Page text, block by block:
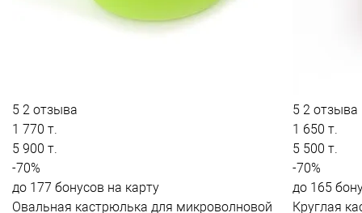
5 2 отзыва
1 770 т.
5 900 т.
-70%
до 177 бонусов на карту
Овальная кастрюлька для микроволновой
5 2 отзыва
1 650 т.
5 500 т.
-70%
до 165
Круглая